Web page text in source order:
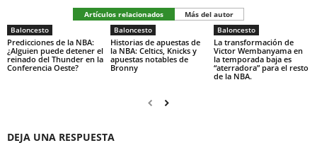
Artículos relacionados
Más del autor
Baloncesto
Predicciones de la NBA:
¿Alguien puede detener el
reinado del Thunder en la
Conferencia Oeste?
Baloncesto
Historias de apuestas de
la NBA: Celtics, Knicks y
apuestas notables de
Bronny
Baloncesto
La transformación de
Victor Wembanyama en
la temporada baja es
“aterradora” para el resto
de la NBA.
DEJA UNA RESPUESTA